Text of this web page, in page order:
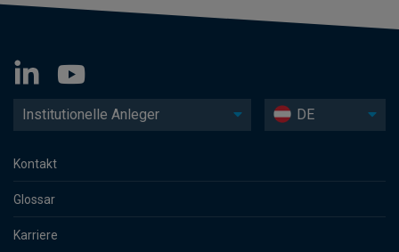
Institutionelle Anleger DE
Kontakt
Glossar
Karriere